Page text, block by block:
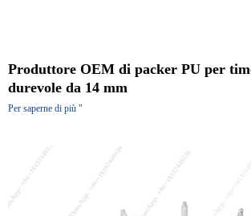
Produttore OEM di packer PU per
durevole da 14 mm
Per saperne di più "